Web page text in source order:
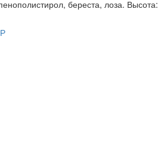
береста, лоза. Высота: